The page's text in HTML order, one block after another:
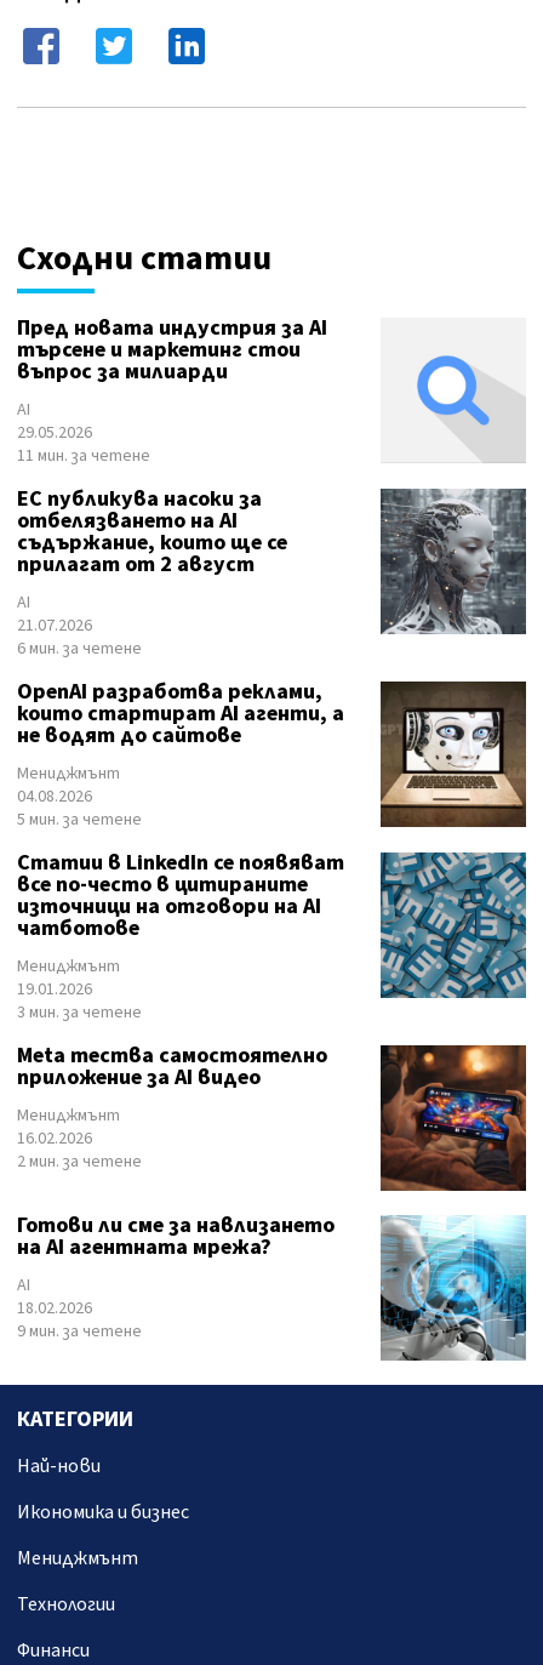
Сходни статии
Пред новата индустрия за AI
търсене и маркетинг стои
въпрос за милиарди
AI
29.05.2026
11 мин. за четене
ЕС публикува насоки за
отбелязването на AI
съдържание, които ще се
прилагат от 2 август
AI
21.07.2026
6 мин. за четене
OpenAI разработва реклами,
които стартират AI агенти, а
не водят до сайтове
Мениджмънт
04.08.2026
5 мин. за четене
Статии в LinkedIn се появяват
все по-често в цитираните
източници на отговори на AI
чатботове
Мениджмънт
19.01.2026
3 мин. за четене
Meta тества самостоятелно
приложение за AI видео
Мениджмънт
16.02.2026
2 мин. за четене
Готови ли сме за навлизането
на AI агентната мрежа?
AI
18.02.2026
9 мин. за четене
КАТЕГОРИИ
Най-нови
Икономика и бизнес
Мениджмънт
Технологии
Финанси